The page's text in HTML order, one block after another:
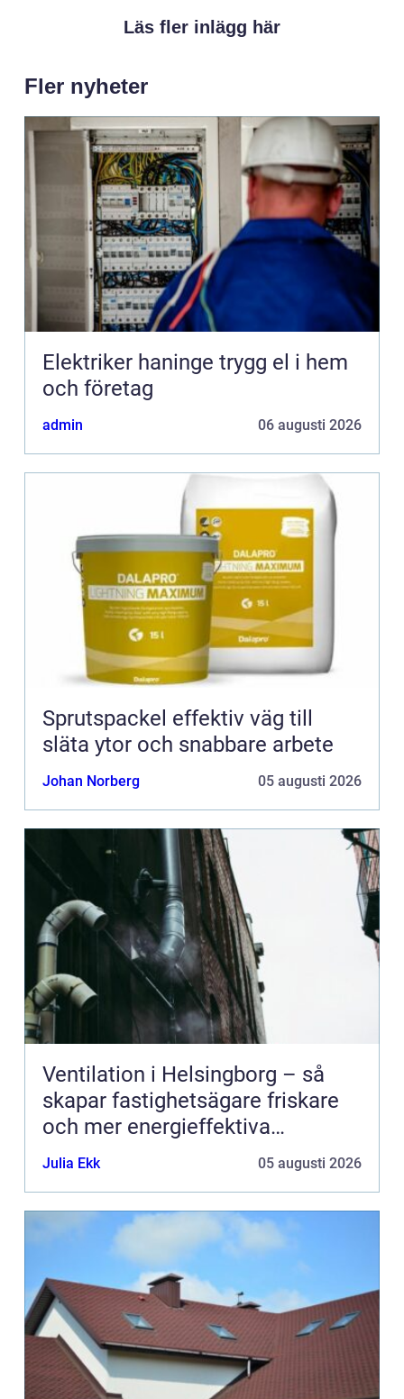
Läs fler inlägg här
Fler nyheter
Elektriker haninge trygg el i hem
och företag
admin 06 augusti 2026
Sprutspackel effektiv väg till
släta ytor och snabbare arbete
Johan Norberg 05 augusti 2026
Ventilation i Helsingborg – så
skapar fastighetsägare friskare
och mer energieffektiva
byggnader
Julia Ekk 05 augusti 2026